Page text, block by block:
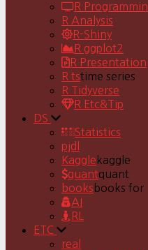
R
R Analysis
R-Shiny
R ggplot2
R Presentation
R tstime series
R Tidyverse
R Etc&Tip
DS
Statistics
pjdl
Kaggle kaggle
quantquant
books books for
AI
RL
ETC
real